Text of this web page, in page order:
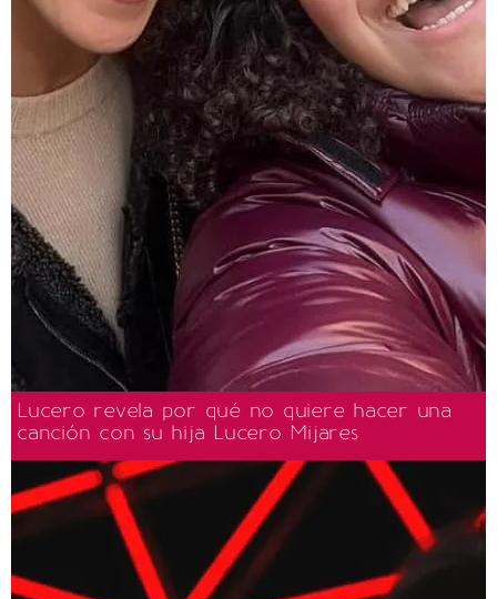
Lucero revela por qué no quiere hacer una
canción con su hija Lucero Mijares